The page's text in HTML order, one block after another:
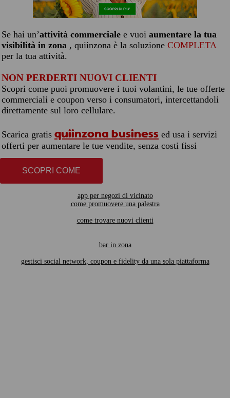
Se hai un’attività commerciale e vuoi aumentare la tua
visibilità in zona , quiinzona è la soluzione COMPLETA
per la tua attività.
NON PERDERTI NUOVI CLIENTI
Scopri come puoi promuovere i tuoi volantini, le tue offerte
commerciali e coupon verso i consumatori, intercettandoli
direttamente sul loro cellulare.
Scarica gratis quiinzona business ed usa i servizi
offerti per aumentare le tue vendite, senza costi fissi
SCOPRI COME
app per negozi di vicinato
come promuovere una palestra
come trovare nuovi clienti
bar in zona
gestisci social network, coupon e fidelity da una sola piattaforma